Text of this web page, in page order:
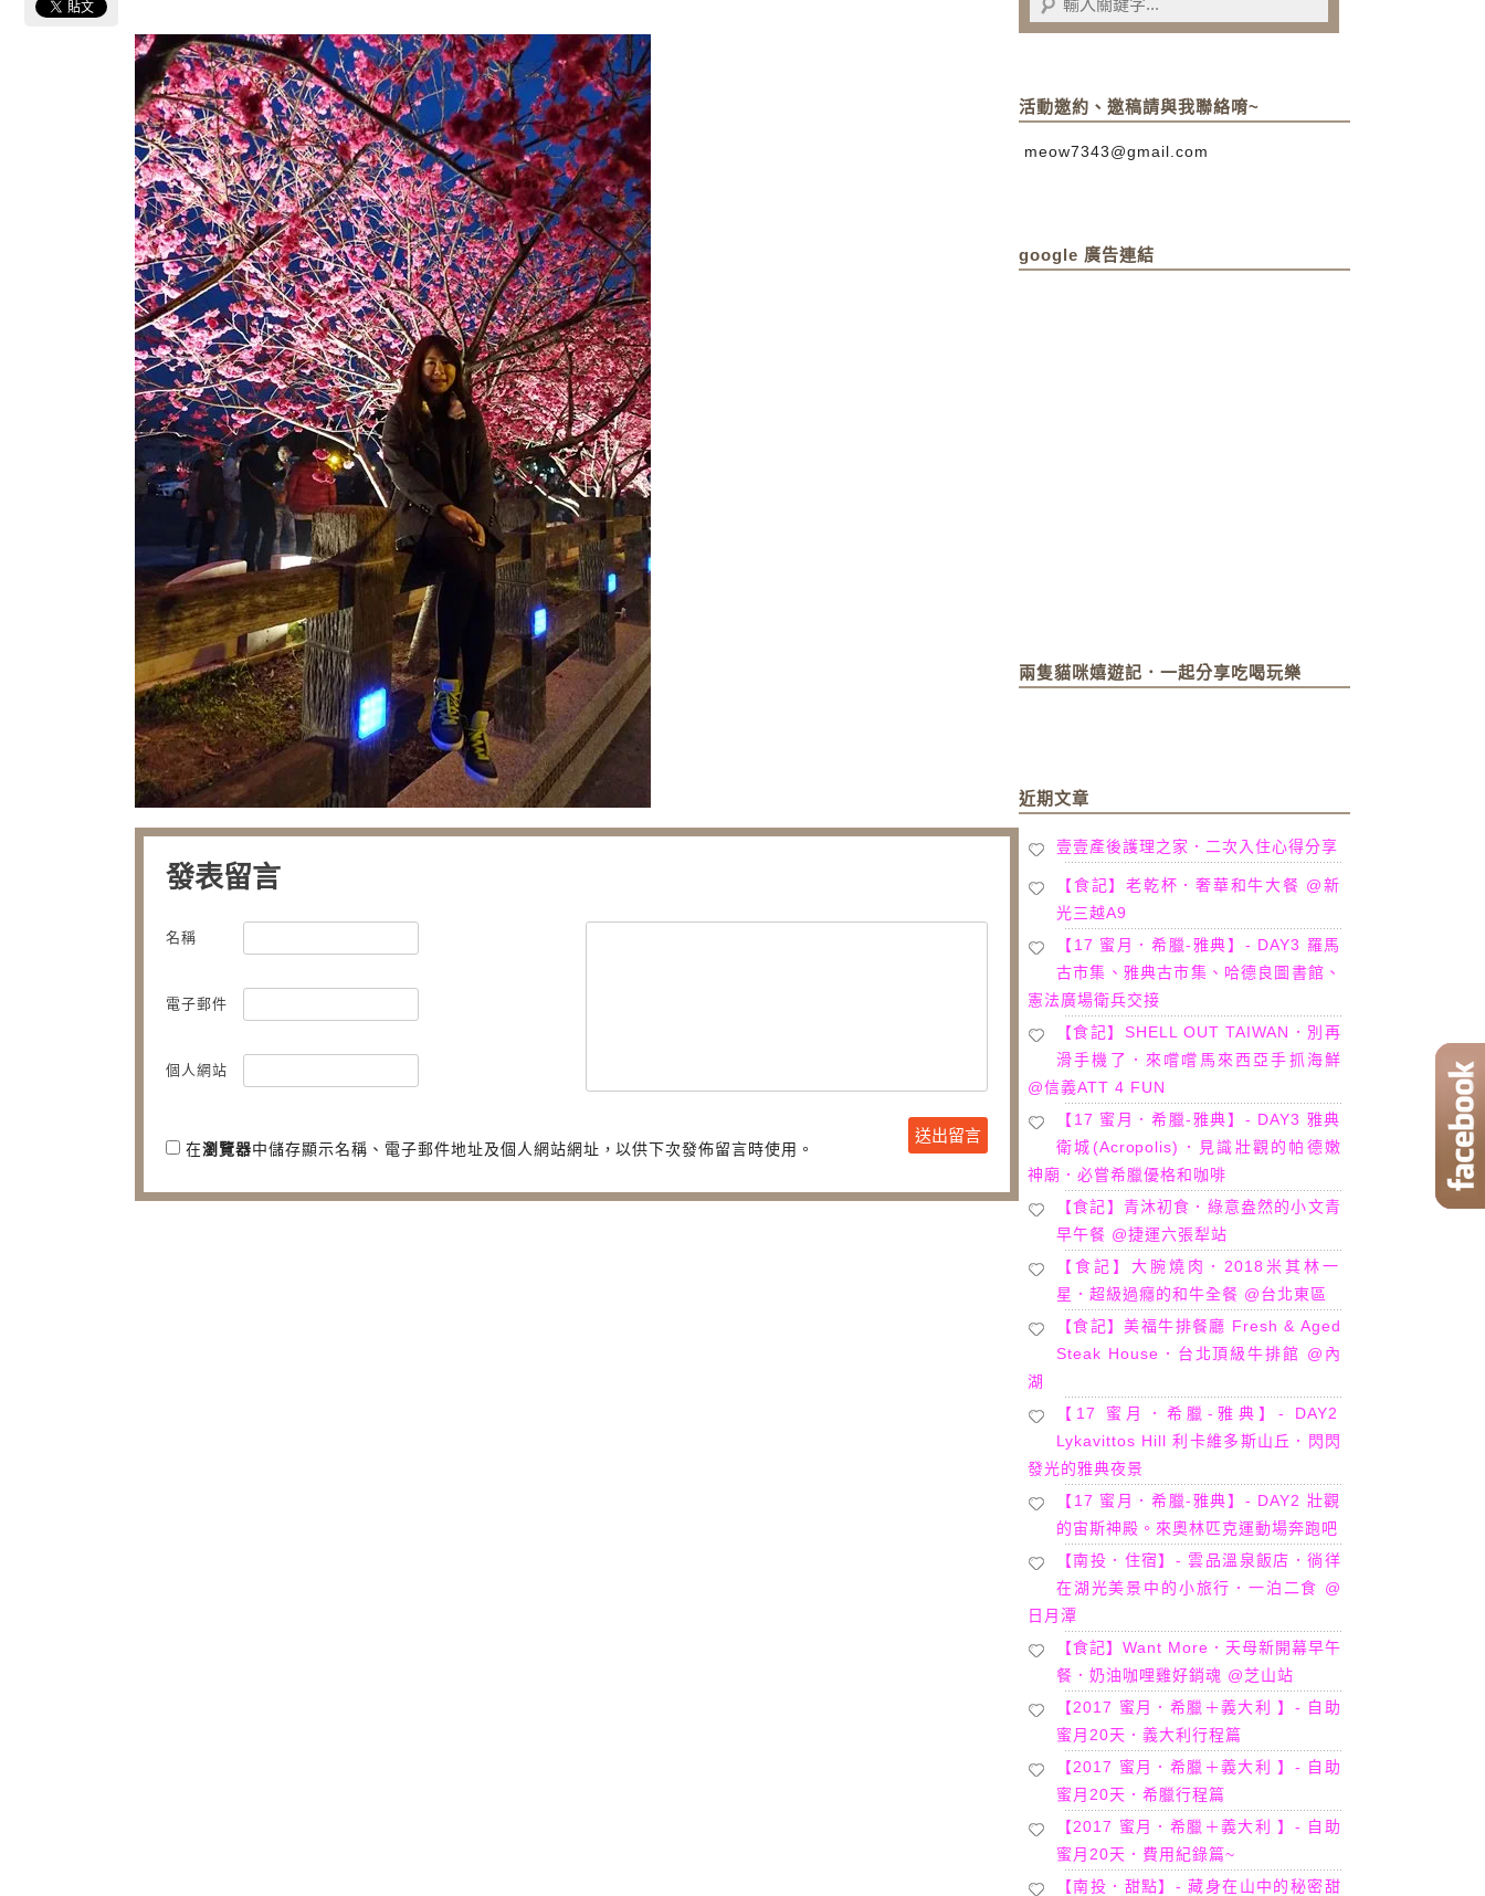
發表留言
名稱
電子郵件
個人網站
在瀏覽器中儲存顯示名稱、電子郵件地址及個人網站網址，以供下次發佈留言時使用。
活動邀約、邀稿請與我聯絡唷~
meow7343@gmail.com
google 廣告連結
兩隻貓咪嬉遊記．一起分享吃喝玩樂
近期文章
壹壹產後護理之家．二次入住心得分享
【食記】老乾杯．奢華和牛大餐 @新
光三越A9
【17 蜜月．希臘-雅典】- DAY3 羅馬
古市集、雅典古市集、哈德良圖書館、
憲法廣場衛兵交接
【食記】SHELL OUT TAIWAN．別再
滑手機了．來嚐嚐馬來西亞手抓海鮮
@信義ATT 4 FUN
【17 蜜月．希臘-雅典】- DAY3 雅典
衛城(Acropolis)．見識壯觀的帕德嫩
神廟．必嘗希臘優格和咖啡
【食記】青沐初食．綠意盎然的小文青
早午餐 @捷運六張犁站
【食記】大腕燒肉．2018米其林一
星．超級過癮的和牛全餐 @台北東區
【食記】美福牛排餐廳 Fresh & Aged
Steak House．台北頂級牛排館 @內
湖
【17 蜜月．希臘-雅典】- DAY2
Lykavittos Hill 利卡維多斯山丘．閃閃
發光的雅典夜景
【17 蜜月．希臘-雅典】- DAY2 壯觀
的宙斯神殿。來奧林匹克運動場奔跑吧
【南投．住宿】- 雲品溫泉飯店．徜徉
在湖光美景中的小旅行．一泊二食 @
日月潭
【食記】Want More．天母新開幕早午
餐．奶油咖哩雞好銷魂 @芝山站
【2017 蜜月．希臘＋義大利 】- 自助
蜜月20天．義大利行程篇
【2017 蜜月．希臘＋義大利 】- 自助
蜜月20天．希臘行程篇
【2017 蜜月．希臘＋義大利 】- 自助
蜜月20天．費用紀錄篇~
【南投．甜點】- 藏身在山中的秘密甜